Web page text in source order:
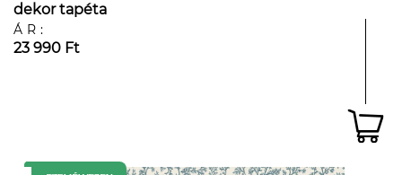
dekor tapéta
ÁR:
23 990 Ft